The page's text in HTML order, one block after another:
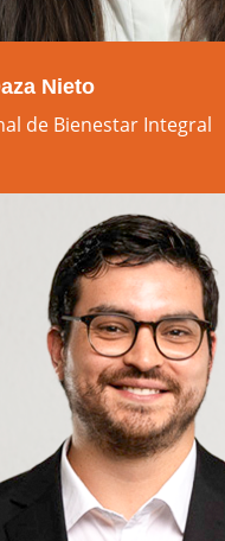
Nieto
de Bienestar Integral